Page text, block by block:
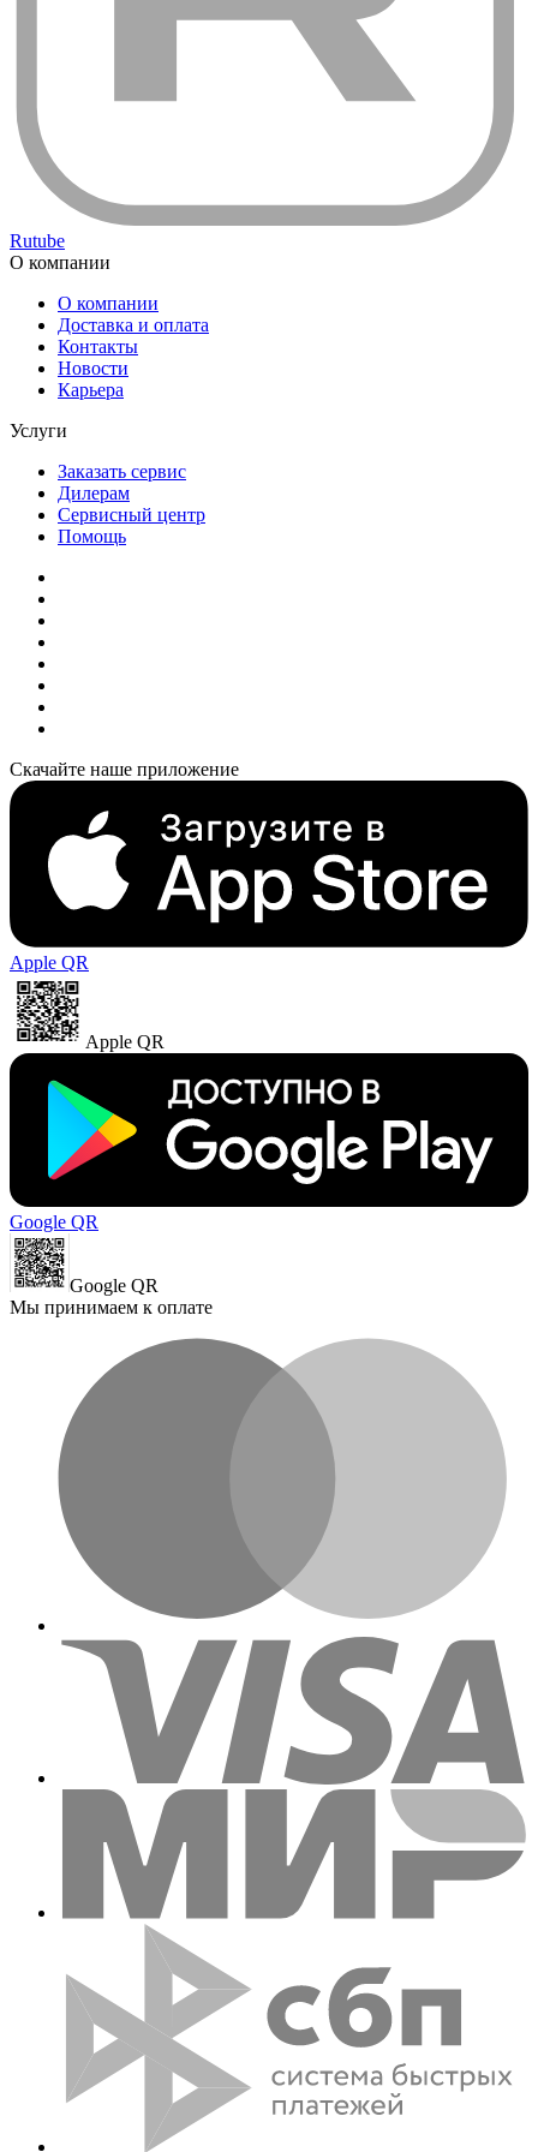
Rutube
О компании
О компании
Доставка и оплата
Контакты
Новости
Карьера
Услуги
Заказать сервис
Дилерам
Сервисный центр
Помощь
Скачайте наше приложение
Apple QR
Apple QR
Google QR
Google QR
Мы принимаем к оплате